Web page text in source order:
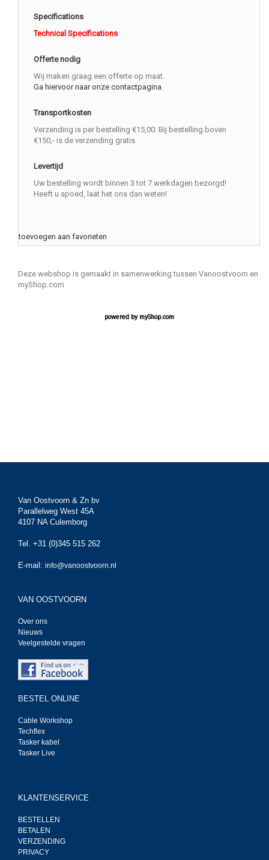
Specifications
Technical Specifications
Offerte nodig
Wij maken graag een offerte op maat.
Ga hiervoor naar onze contactpagina.
Transportkosten
Verzending is per bestelling €15,00. Bij bestelling boven
€150,- is de verzending gratis.
Levertijd
Uw bestelling wordt binnen 3 tot 7 werkdagen bezorgd!
Heeft u spoed, laat het ons dan weten!
toevoegen aan favorieten
Deze webshop is gemaakt in samenwerking tussen Vanoostvoorn en
myShop.com
powered by myShop.com
Van Oostvoorn & Zn bv
Parallelweg West 45A
4107 NA Culemborg
Tel. +31 (0)345 515 262
E-mail: info@vanoostvoorn.nl
VAN OOSTVOORN
Over ons
Nieuws
Veelgestelde vragen
BESTEL ONLINE
Cable Workshop
Techflex
Tasker kabel
Tasker Live
KLANTENSERVICE
BESTELLEN
BETALEN
VERZENDING
PRIVACY